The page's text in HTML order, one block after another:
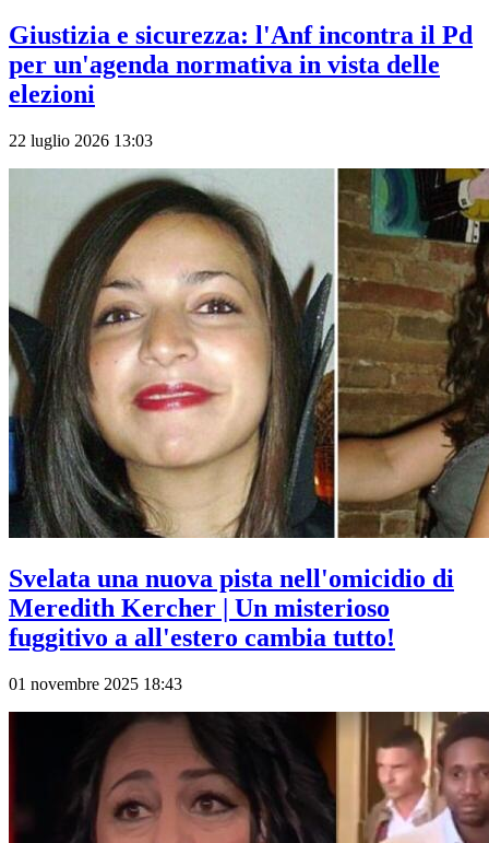
Giustizia e sicurezza: l'Anf incontra il Pd
per un'agenda normativa in vista delle
elezioni
22 luglio 2026 13:03
Svelata una nuova pista nell'omicidio di
Meredith Kercher | Un misterioso
fuggitivo a all'estero cambia tutto!
01 novembre 2025 18:43